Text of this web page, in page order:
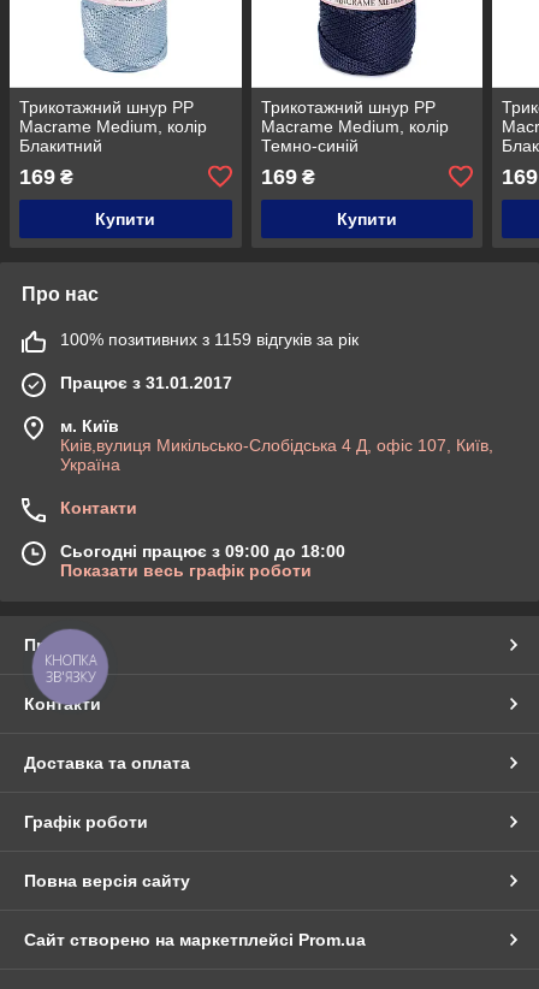
Трикотажний шнур PP
Macrame Medium, колір
Блакитний
169 ₴
Купити
Трикотажний шнур PP
Macrame Medium, колір
Темно-синій
169₴
Купити
169
Про нас
100% позитивних з 1159 відгуків за рік
Працює з 31.01.2017
м. Київ
Киів,вулиця Микільсько-Слобідська 4 Д, офіс 107, Київ,
Україна
Контакти
Сьогодні працює з 09:00 до 18:00
Показати весь графік роботи
Про нас
Контакти
Доставка та оплата
Графік роботи
Повна версія сайту
Сайт створено на маркетплейсі Prom.ua
КНОПКА
ЗВ'ЯЗКУ